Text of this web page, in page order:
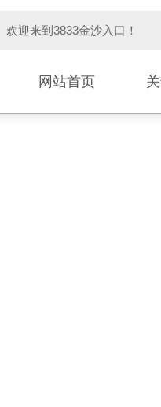
欢迎来到3833金沙入口！
网站首页